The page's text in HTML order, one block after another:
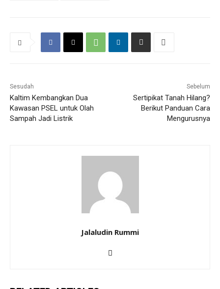
Sesudah
Kaltim Kembangkan Dua
Kawasan PSEL untuk Olah
Sampah Jadi Listrik
Sebelum
Sertipikat Tanah Hilang?
Berikut Panduan Cara
Mengurusnya
Jalaludin Rummi